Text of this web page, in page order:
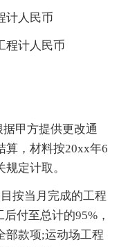
计人民币
程计人民币
甲方提供更改通
算，材料按20xx年6
定计取。
按当月完成的工程
付至总计的95%，
部款项;运动场工程